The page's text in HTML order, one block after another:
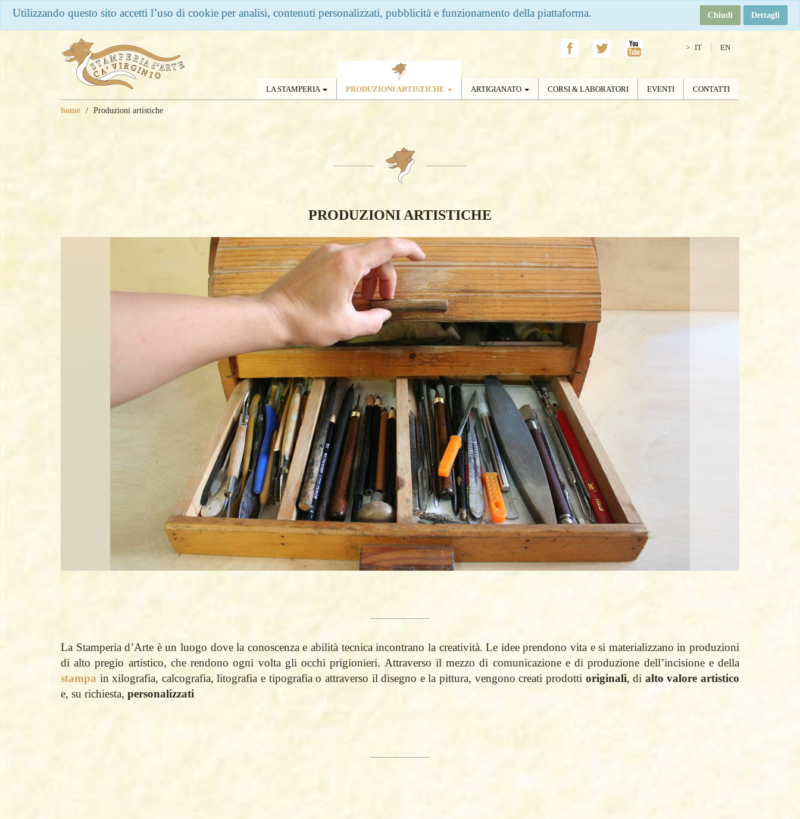
Utilizzando questo sito accetti l’uso di cookie per analisi, contenuti personalizzati, pubblicità e funzionamento della piattaforma. Chiudi Dettagli
IT EN
LA STAMPERIA PRODUZIONI ARTISTICHE ARTIGIANATO CORSI & LABORATORI EVENTI CONTATTI
home Produzioni artistiche
PRODUZIONI ARTISTICHE
La Stamperia d’Arte è un luogo dove la conoscenza e abilità tecnica incontrano la creatività. Le idee prendono vita e si materializzano in produzioni
di alto pregio artistico, che rendono ogni volta gli occhi prigionieri. Attraverso il mezzo di comunicazione e di produzione dell’incisione e della
stampa in xilografia, calcografia, litografia e tipografia o attraverso il disegno e la pittura, vengono creati prodotti originali, di alto valore artistico
e, su richiesta, personalizzati